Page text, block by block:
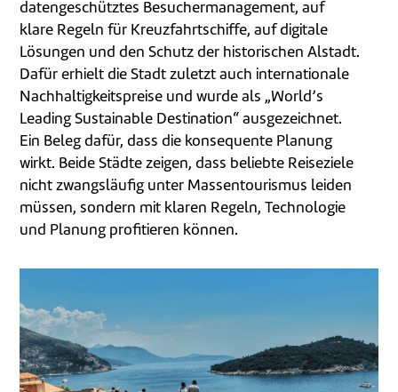
datengeschütztes Besuchermanagement, auf
klare Regeln für Kreuzfahrtschiffe, auf digitale
Lösungen und den Schutz der historischen Alstadt.
Dafür erhielt die Stadt zuletzt auch internationale
Nachhaltigkeitspreise und wurde als „World’s
Leading Sustainable Destination“ ausgezeichnet.
Ein Beleg dafür, dass die konsequente Planung
wirkt. Beide Städte zeigen, dass beliebte Reiseziele
nicht zwangsläufig unter Massentourismus leiden
müssen, sondern mit klaren Regeln, Technologie
und Planung profitieren können.